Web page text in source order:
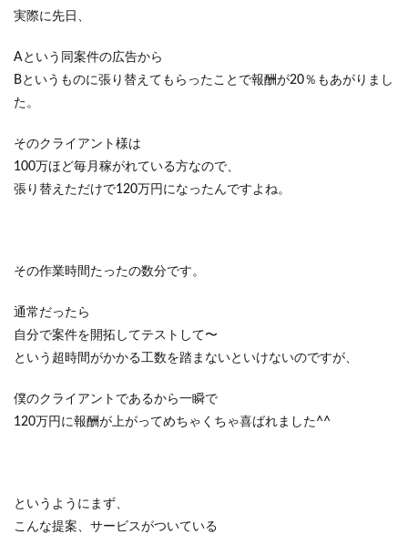
実際に先日、
Aという同案件の広告から
Bというものに張り替えてもらったことで報酬が20％もあがりまし
た。
そのクライアント様は
100万ほど毎月稼がれている方なので、
張り替えただけで120万円になったんですよね。
その作業時間たったの数分です。
通常だったら
自分で案件を開拓してテストして〜
という超時間がかかる工数を踏まないといけないのですが、
僕のクライアントであるから一瞬で
120万円に報酬が上がってめちゃくちゃ喜ばれました^^
というようにまず、
こんな提案、サービスがついている